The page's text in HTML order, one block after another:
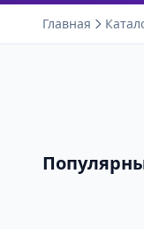
Главная